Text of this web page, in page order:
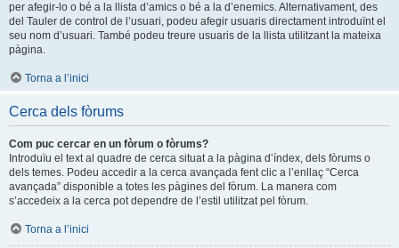
per afegir-lo o bé a la llista d’amics o bé a la d’enemics. Alternativament, des
del Tauler de control de l’usuari, podeu afegir usuaris directament introduïnt el
seu nom d’usuari. També podeu treure usuaris de la llista utilitzant la mateixa
pàgina.
Torna a l’inici
Cerca dels fòrums
Com puc cercar en un fòrum o fòrums?
Introduïu el text al quadre de cerca situat a la pàgina d’índex, dels fòrums o
dels temes. Podeu accedir a la cerca avançada fent clic a l’enllaç “Cerca
avançada” disponible a totes les pàgines del fòrum. La manera com
s’accedeix a la cerca pot dependre de l’estil utilitzat pel fòrum.
Torna a l’inici